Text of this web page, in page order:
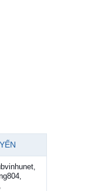
,
,
,